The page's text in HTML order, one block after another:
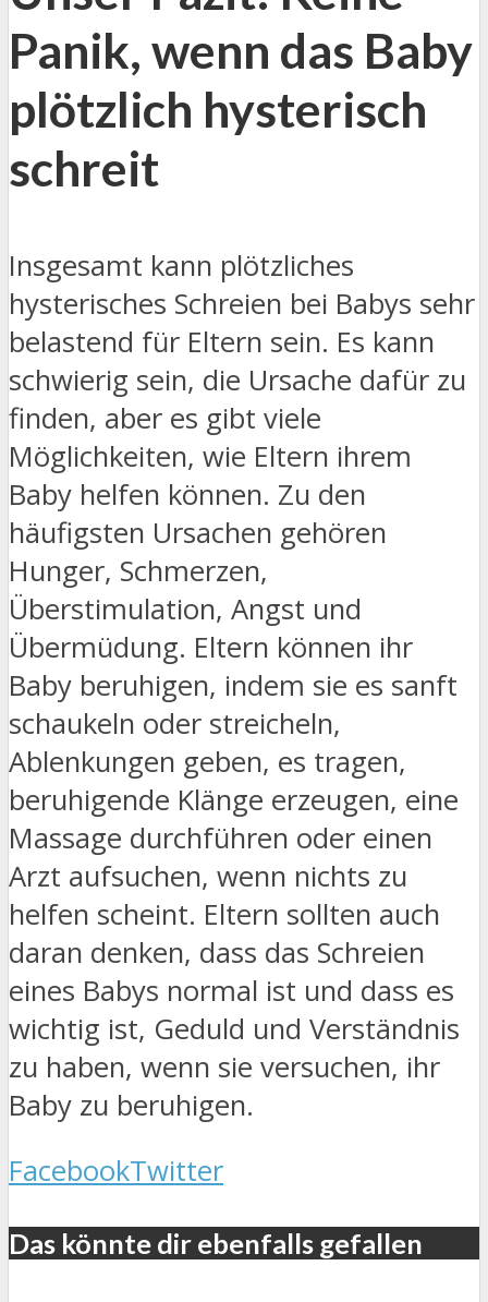
Panik, wenn das Baby
plötzlich hysterisch
schreit
Insgesamt kann plötzliches
hysterisches Schreien bei Babys sehr
belastend für Eltern sein. Es kann
schwierig sein, die Ursache dafür zu
finden, aber es gibt viele
Möglichkeiten, wie Eltern ihrem
Baby helfen können. Zu den
häufigsten Ursachen gehören
Hunger, Schmerzen,
Überstimulation, Angst und
Übermüdung. Eltern können ihr
Baby beruhigen, indem sie es sanft
schaukeln oder streicheln,
Ablenkungen geben, es tragen,
beruhigende Klänge erzeugen, eine
Massage durchführen oder einen
Arzt aufsuchen, wenn nichts zu
helfen scheint. Eltern sollten auch
daran denken, dass das Schreien
eines Babys normal ist und dass es
wichtig ist, Geduld und Verständnis
zu haben, wenn sie versuchen, ihr
Baby zu beruhigen.
FacebookTwitter
Das könnte dir ebenfalls gefallen